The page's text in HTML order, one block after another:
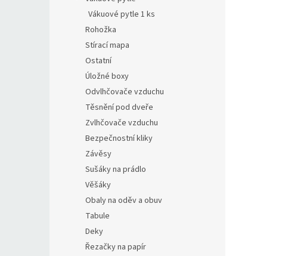
Vákuové pytle 1 ks
Rohožka
Stírací mapa
Ostatní
Úložné boxy
Odvlhčovače vzduchu
Těsnění pod dveře
Zvlhčovače vzduchu
Bezpečnostní kliky
Závěsy
Sušáky na prádlo
Věšáky
Obaly na oděv a obuv
Tabule
Deky
Řezačky na papír